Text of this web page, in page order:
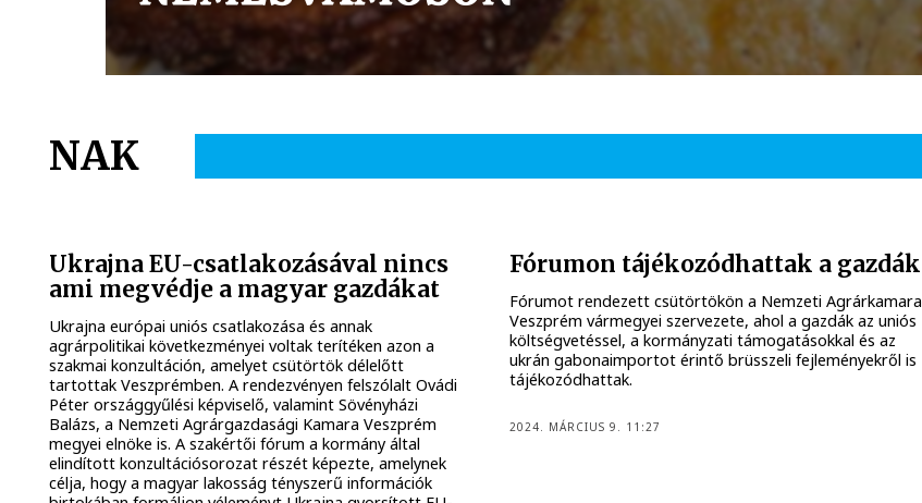
NAK
Ukrajna EU-csatlakozásával nincs
ami megvédje a magyar gazdákat
Ukrajna európai uniós csatlakozása és annak
agrárpolitikai következményei voltak terítéken azon a
szakmai konzultáción, amelyet csütörtök délelőtt
tartottak Veszprémben. A rendezvényen felszólalt Ovádi
Péter országgyűlési képviselő, valamint Sövényházi
Balázs, a Nemzeti Agrárgazdasági Kamara Veszprém
megyei elnöke is. A szakértői fórum a kormány által
elindított konzultációsorozat részét képezte, amelynek
célja, hogy a magyar lakosság tényszerű információk
Fórumon tájékozódhattak a gazdák
Fórumot rendezett csütörtökön a Nemzeti Agrárkamara
Veszprém vármegyei szervezete, ahol a gazdák az uniós
költségvetéssel, a kormányzati támogatásokkal és az
ukrán gabonaimportot érintő brüsszeli fejleményekről is
tájékozódhattak.
2024. MÁRCIUS 9. 11:27